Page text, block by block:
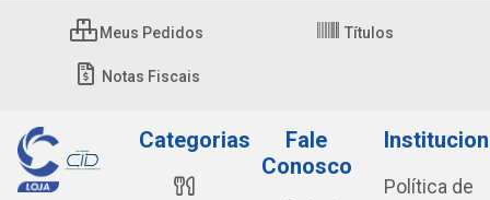
Meus Pedidos Títulos
Notas Fiscais
Categorias
Fale
Conosco
Política de